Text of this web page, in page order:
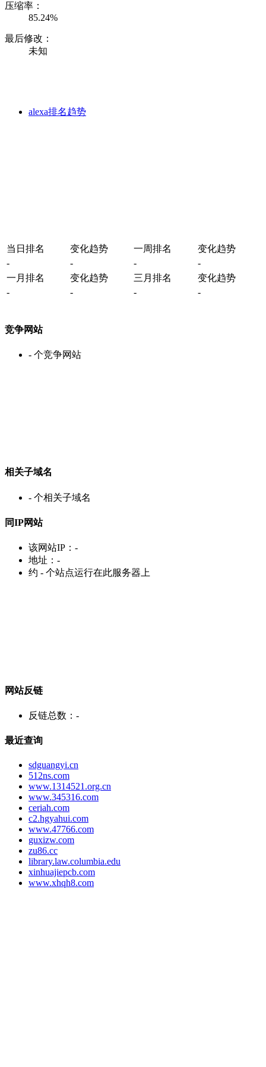
压缩率：
85.24%
最后修改：
未知
alexa排名趋势
当日排名 变化趋势 一周排名
变化趋势
-
- -
-
一月排名
变化趋势 三月排名
变化趋势
-
- - -
竞争网站
- 个竞争网站
相关子域名
- 个相关子域名
同IP网站
该网站IP： -
地址： -
约 - 个站点运行在此服务器上
网站反链
反链总数： -
最近查询
sdguangyi.cn
512ns.com
www.1314521.org.cn
www.345316.com
ceriah.com
c2.hgyahui.com
www.47766.com
guxizw.com
zu86.cc
library.law.columbia.edu
xinhuajiepcb.com
www.xhqh8.com